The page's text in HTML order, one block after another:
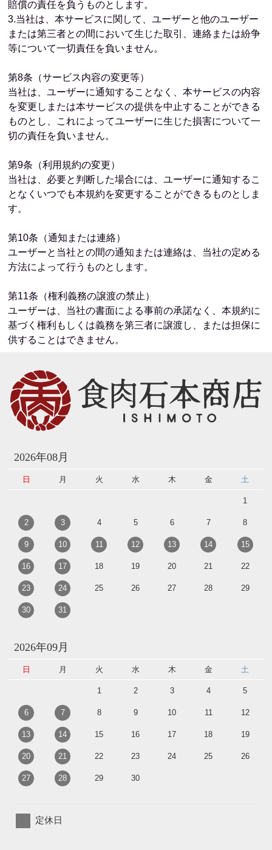
賠償の責任を負うものとします。
3.当社は、本サービスに関して、ユーザーと他のユーザー
または第三者との間において生じた取引、連絡または紛争
等について一切責任を負いません。
第8条（サービス内容の変更等）
当社は、ユーザーに通知することなく、本サービスの内容
を変更しまたは本サービスの提供を中止することができる
ものとし、これによってユーザーに生じた損害について一
切の責任を負いません。
第9条（利用規約の変更）
当社は、必要と判断した場合には、ユーザーに通知するこ
となくいつでも本規約を変更することができるものとしま
す。
第10条（通知または連絡）
ユーザーと当社との間の通知または連絡は、当社の定める
方法によって行うものとします。
第11条（権利義務の譲渡の禁止）
ユーザーは、当社の書面による事前の承諾なく、本規約に
基づく権利もしくは義務を第三者に譲渡し、または担保に
供することはできません。
2026年08月
日 月 火 水 木 金 土
1
2 3 4 5 6 7 8
9 10 11 12 13 14 15
16 17 18 19 20 21 22
23 24 25 26 27 28 29
30 31
2026年09月
日 月 火 水 木 金 土
1 2 3 4 5
6 7 8 9 10 11 12
13 14 15 16 17 18 19
20 21 22 23 24 25 26
27 28 29 30
定休日